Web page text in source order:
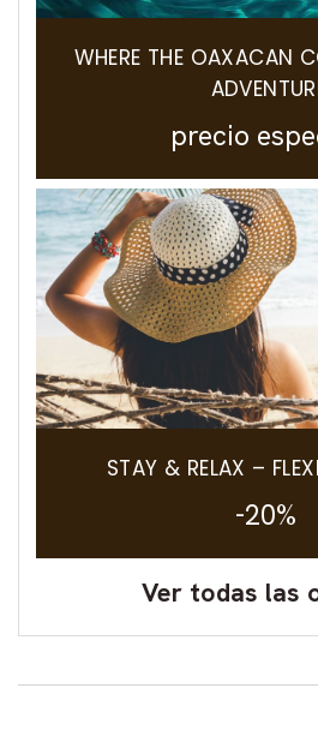
WHERE THE OAXACAN
precio
STAY & RELAX –
-20%
Ver todas las